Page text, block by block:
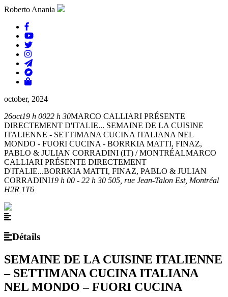
Roberto Anania
october, 2024
26oct19 h 0022 h 30MARCO CALLIARI PRÉSENTE
DIRECTEMENT D'ITALIE... SEMAINE DE LA CUISINE
ITALIENNE - SETTIMANA CUCINA ITALIANA NEL
MONDO - FUORI CUCINA - BORRKIA MATTI, FINAZ,
PABLO & JULIAN CORRADINI (IT) / MONTRÉALMARCO
CALLIARI PRÉSENTE DIRECTEMENT
D'ITALIE...BORRKIA MATTI, FINAZ, PABLO & JULIAN
CORRADINI19 h 00 - 22 h 30 505, rue Jean-Talon Est, Montréal
H2R 1T6
Détails
SEMAINE DE LA CUISINE ITALIENNE
– SETTIMANA CUCINA ITALIANA
NEL MONDO – FUORI CUCINA